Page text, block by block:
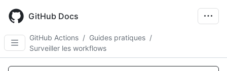
main
content
GitHub Docs
GitHub Actions / Guides pratiques /
Surveiller les workflows